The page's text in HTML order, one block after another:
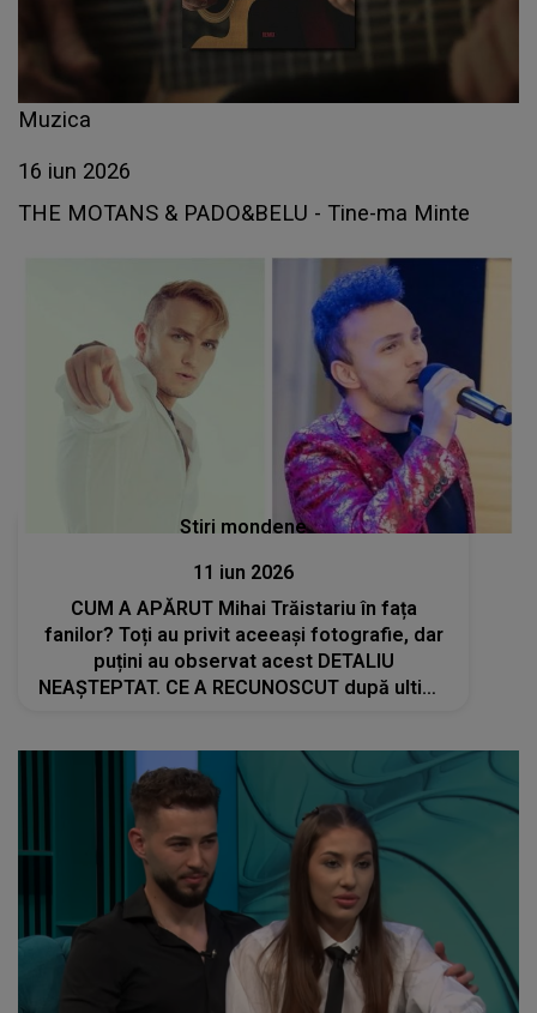
Muzica
16 iun 2026
THE MOTANS & PADO&BELU - Tine-ma Minte
Stiri mondene
11 iun 2026
CUM A APĂRUT Mihai Trăistariu în fața
fanilor? Toți au privit aceeași fotografie, dar
puțini au observat acest DETALIU
NEAȘTEPTAT. CE A RECUNOSCUT după ultima